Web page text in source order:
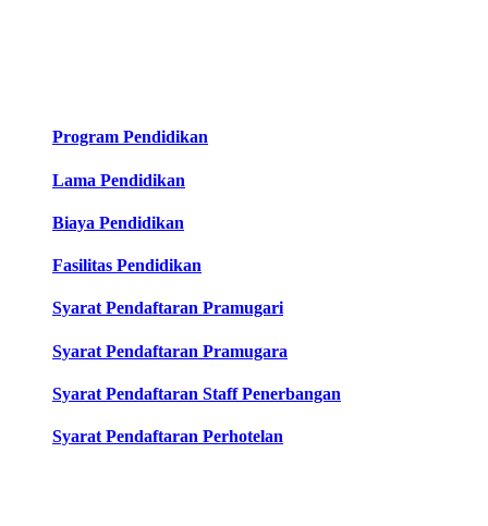
Program Pendidikan
Lama Pendidikan
Biaya Pendidikan
Fasilitas Pendidikan
Syarat Pendaftaran Pramugari
Syarat Pendaftaran Pramugara
Syarat Pendaftaran Staff Penerbangan
Syarat Pendaftaran Perhotelan